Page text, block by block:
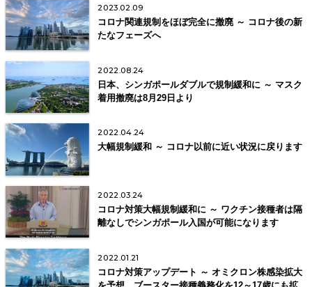
2023.02.09
コロナ関連規制をほぼ完全に撤廃 ～ コロナ後の新
たなフェーズへ
2022.08.24
日本、シンガポールダブルで規制緩和に ～ マスク
着用撤廃は8月29日より
2022.04.24
大幅規制緩和 ～ コロナ以前に近い状況に戻ります
2022.03.24
コロナ対策大幅規制緩和に ～ ワクチン接種者は隔
離なしでシンガポール入国が可能になります
2022.01.21
コロナ対策アップデート ～ オミクロン株感染拡大